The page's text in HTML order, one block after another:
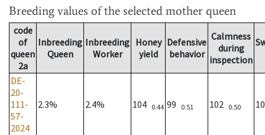
Breeding values of the selected mother queen
code
of
queen
2a
Inbreeding
Queen
Inbreeding
Worker
Honey
yield
Defensive
behavior
Calmness
during
inspection
DE-
20-
111-
57-
2024
2.3% 2.4% 104 0.44 99 0.51 102 0.50